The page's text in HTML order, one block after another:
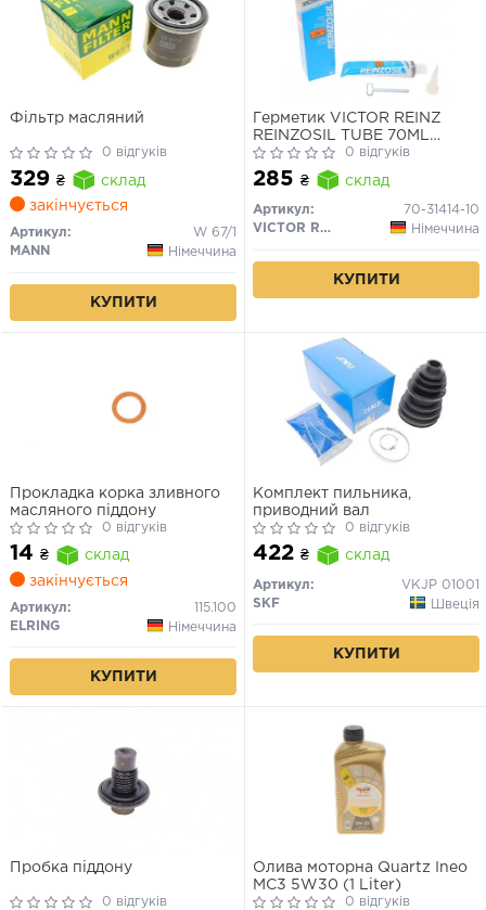
Фільтр масляний
0 відгуків
329 ₴
склад
закінчується
Артикул:
W 67/1
MANN
Німеччина
КУПИТИ
Герметик VICTOR REINZ
REINZOSIL TUBE 70ML
-50/+300 (антрацит)
0 відгуків
285 ₴ склад
Артикул:
70-31414-10
VICTOR REINZ
Німеччина
КУПИТИ
Прокладка корка зливного
масляного піддону
0 відгуків
14 ₴
склад
закінчується
Артикул:
115.100
ELRING
Німеччина
КУПИТИ
Комплект пильника,
приводний вал
0 відгуків
422 ₴ склад
Артикул:
VKJP 01001
SKF
Швеція
КУПИТИ
Пробка піддону
0 відгуків
Олива моторна Quartz Ineo
MC3 5W30 (1 Liter)
0 відгуків